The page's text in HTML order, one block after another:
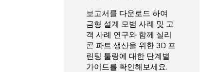
보고서를 다운로드 하여
금형 설계 모범 사례 및 고
객 사례 연구와 함께 실리
콘 파트 생산을 위한 3D 프
린팅 툴링에 대한 단계별
가이드를 확인해보세요.